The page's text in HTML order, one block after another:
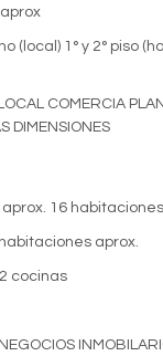
(local) 1° y 2° piso
COMERCIA
DIMENSIONES
aprox. 16 habitaciones
aprox.
cocinas